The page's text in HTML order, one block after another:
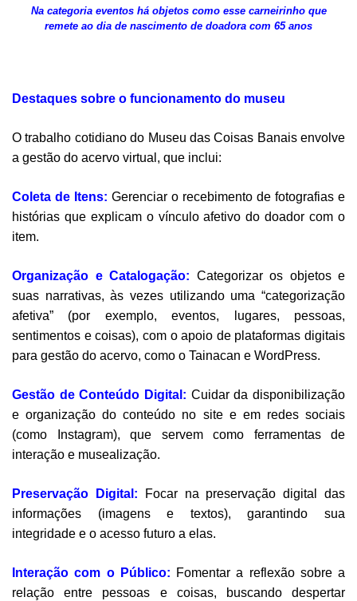
Na categoria eventos há objetos como esse carneirinho que
remete ao dia de nascimento de doadora com 65 anos
Destaques sobre o funcionamento do museu
O trabalho cotidiano do Museu das Coisas Banais envolve
a gestão do acervo virtual, que inclui:
Coleta de Itens: Gerenciar o recebimento de fotografias e
histórias que explicam o vínculo afetivo do doador com o
item.
Organização e Catalogação: Categorizar os objetos e
suas narrativas, às vezes utilizando uma “categorização
afetiva” (por exemplo, eventos, lugares, pessoas,
sentimentos e coisas), com o apoio de plataformas digitais
para gestão do acervo, como o Tainacan e WordPress.
Gestão de Conteúdo Digital: Cuidar da disponibilização
e organização do conteúdo no site e em redes sociais
(como Instagram), que servem como ferramentas de
interação e musealização.
Preservação Digital: Focar na preservação digital das
informações (imagens e textos), garantindo sua
integridade e o acesso futuro a elas.
Interação com o Público: Fomentar a reflexão sobre a
relação entre pessoas e coisas, buscando despertar